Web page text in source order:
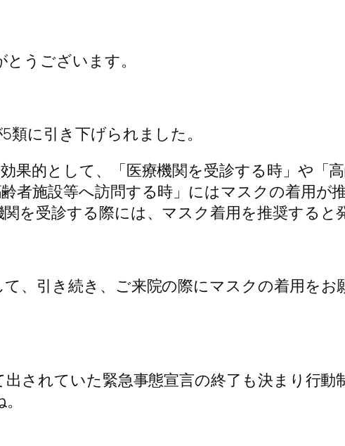
うございます。
類に引き下げられました。
果的として、「医療機関を受診する時」や「
者施設等へ訪問する時」にはマスクの着用が
を受診する際には、マスク着用を推奨すると
、引き続き、ご来院の際にマスクの着用を
されていた緊急事態宣言の終了も決まり行